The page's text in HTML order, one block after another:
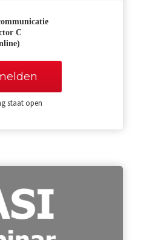
C
staat open